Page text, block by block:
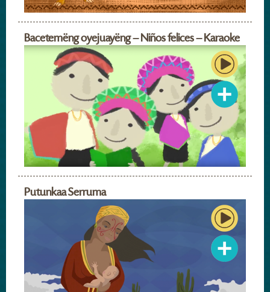
Bacetemëng oyejuayëng – Niños felices – Karaoke
Putunkaa Serruma